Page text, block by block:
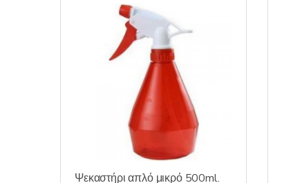
Ψεκαστήρι απλό μικρό 500ml.